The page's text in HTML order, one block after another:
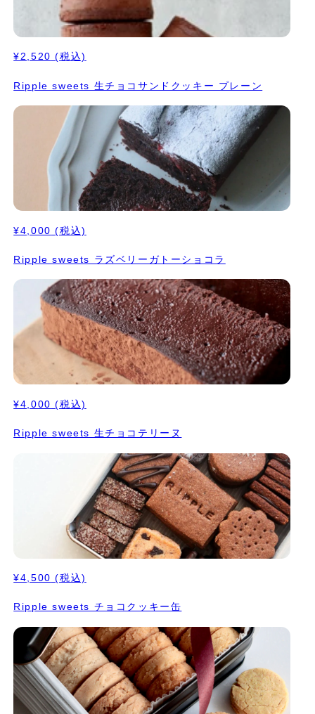
¥2,520 (税込)
Ripple sweets 生チョコサンドクッキー プレーン
¥4,000 (税込)
Ripple sweets ラズベリーガトーショコラ
¥4,000 (税込)
Ripple sweets 生チョコテリーヌ
¥4,500 (税込)
Ripple sweets チョコクッキー缶